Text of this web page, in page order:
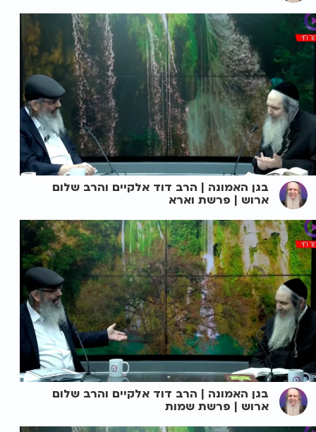
בגן האמונה | הרב דוד אלקיים והרב שלום
ארוש | פרשת וארא
בגן האמונה | הרב דוד אלקיים והרב שלום
ארוש | פרשת שמות